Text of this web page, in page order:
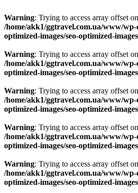
Warning: Trying to access array offset
/home/akk1/ggtravel.com.ua/www/wp-
optimized-images/seo-optimized-
Warning: Trying to access array offset
/home/akk1/ggtravel.com.ua/www/wp-
optimized-images/seo-optimized-
Warning: Trying to access array offset
/home/akk1/ggtravel.com.ua/www/wp-
optimized-images/seo-optimized-
Warning: Trying to access array offset
/home/akk1/ggtravel.com.ua/www/wp-
optimized-images/seo-optimized-
Warning: Trying to access array offset
/home/akk1/ggtravel.com.ua/www/wp-
optimized-images/seo-optimized-